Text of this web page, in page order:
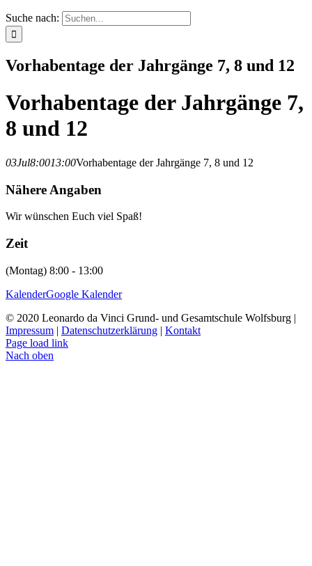
Suche nach:
Vorhabentage der Jahrgänge 7, 8 und 12
Vorhabentage der Jahrgänge 7,
8 und 12
03Jul8:0013:00Vorhabentage der Jahrgänge 7, 8 und 12
Nähere Angaben
Wir wünschen Euch viel Spaß!
Zeit
(Montag) 8:00 - 13:00
KalenderGoogle Kalender
© 2020 Leonardo da Vinci Grund- und Gesamtschule Wolfsburg |
Impressum | Datenschutzerklärung | Kontakt
Page load link
Nach oben